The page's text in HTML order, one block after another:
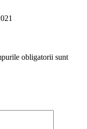
obligatorii sunt